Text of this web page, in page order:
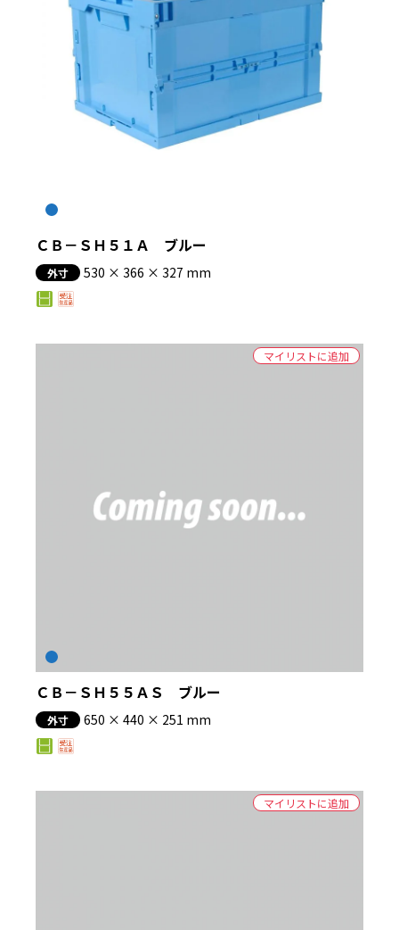
ＣＢ－ＳＨ５１Ａ ブルー
外寸 530 × 366 × 327 mm
マイリストに追加
ＣＢ－ＳＨ５５ＡＳ ブルー
外寸 650 × 440 × 251 mm
マイリストに追加